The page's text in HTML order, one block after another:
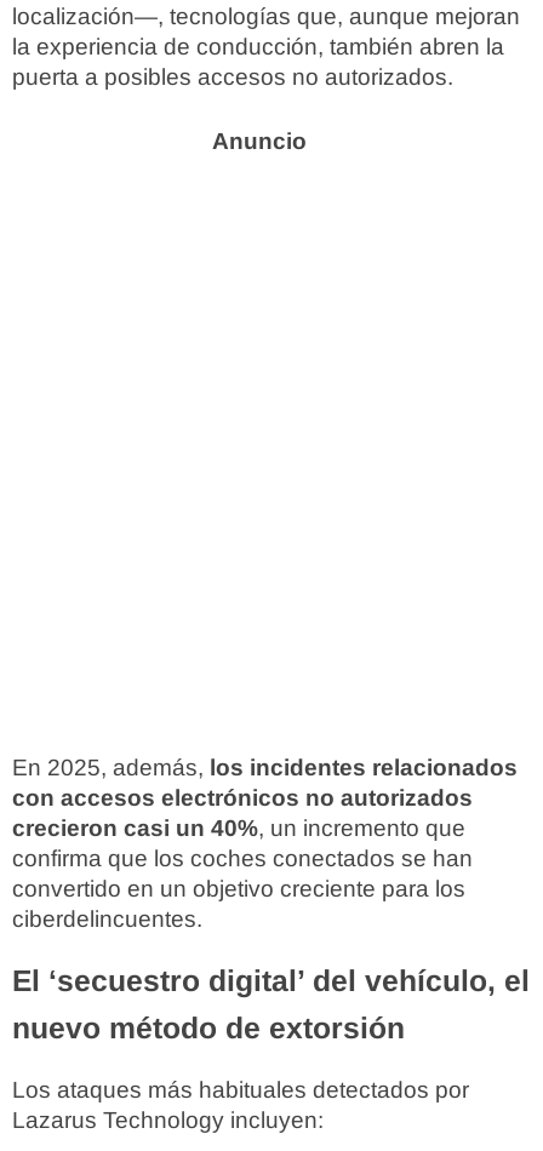
localización—, tecnologías que, aunque mejoran
la experiencia de conducción, también abren la
puerta a posibles accesos no autorizados.
En 2025, además, los incidentes relacionados
con accesos electrónicos no autorizados
crecieron casi un 40%, un incremento que
confirma que los coches conectados se han
convertido en un objetivo creciente para los
ciberdelincuentes.
El ‘secuestro digital’ del vehículo, el
nuevo método de extorsión
Los ataques más habituales detectados por
Lazarus Technology incluyen: